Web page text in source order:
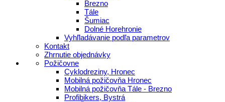
Brezno
Tále
Šumiac
Dolné Horehronie
Vyhľladávanie podľa parametrov
Kontakt
Zhrnutie objednávky
Požičovne
Cyklodreziny, Hronec
Mobilná požičovňa Hronec
Mobilná požičovňa Tále - Brezno
Profibikers, Bystrá